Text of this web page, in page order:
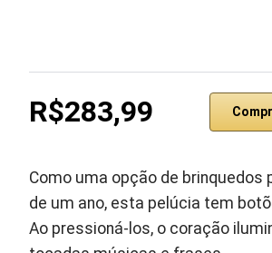
R$283,99
Como uma opção de brinquedos
de um ano, esta pelúcia tem
Ao pressioná-los, o coração